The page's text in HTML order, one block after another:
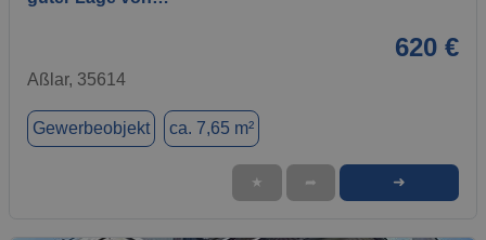
620 €
Aßlar, 35614
Gewerbeobjekt ca. 7,65 m²
★ ➦ ➜